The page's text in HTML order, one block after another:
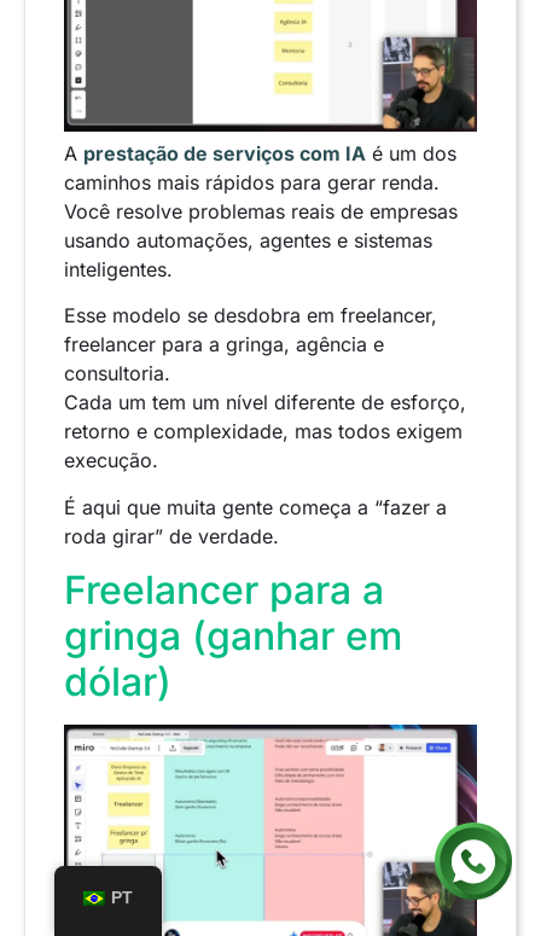
A prestação de serviços com IA é um dos
caminhos mais rápidos para gerar renda.
Você resolve problemas reais de empresas
usando automações, agentes e sistemas
inteligentes.
Esse modelo se desdobra em freelancer,
freelancer para a gringa, agência e
consultoria.
Cada um tem um nível diferente de esforço,
retorno e complexidade, mas todos exigem
execução.
É aqui que muita gente começa a “fazer a
roda girar” de verdade.
Freelancer para a
gringa (ganhar em
dólar)
PT